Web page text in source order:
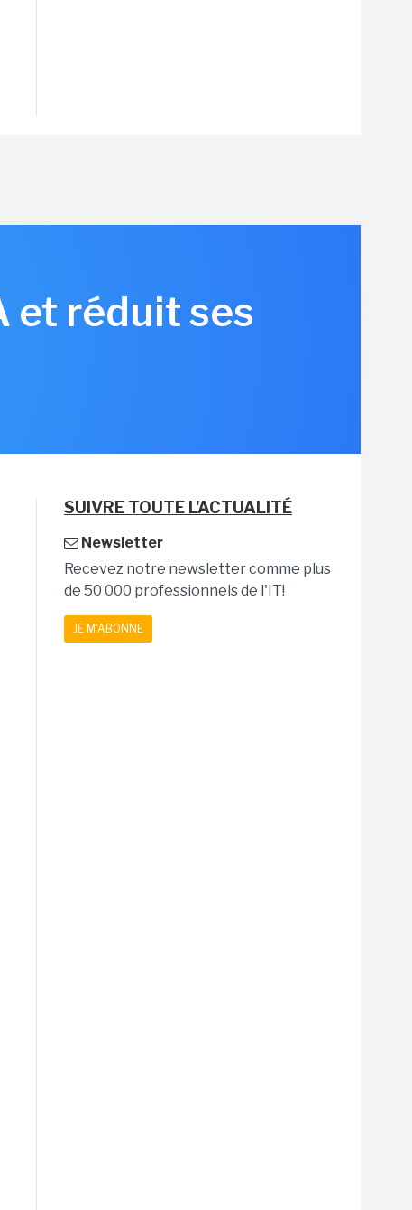
et réduit ses
SUIVRE TOUTE L'ACTUALITÉ
Newsletter
Recevez notre newsletter comme plus
de 50 000 professionnels de l'IT!
JE M'ABONNE